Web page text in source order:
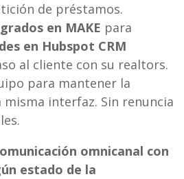
de préstamos.
en MAKE para
en Hubspot CRM
al cliente con su realtors.
para mantener la
misma interfaz. Sin renuncia
omnicanal con
estado de la